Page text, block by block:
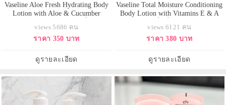
Vaseline Aloe Fresh Hydrating Body
Lotion with Aloe & Cucumber
ว่านหางจรเข้และแตงกวา คืนความ
สดชื่นให้แก่ผิว ด้วยส่วนผสมของ
บำรุงผิวให้กระจ่างใส เนียนนุ่ม ลด
เลือนจุดด่างดำและสีผิว
views 5686 คน
ราคา 350 บาท
ดูรายละเอียด
Vaseline Total Moisture Conditioning
Body Lotion with Vitamins E & A
ตามิน A และ E และ B5 ช่วยให้ผิว
แข็งแรงยืดหยุ่น ใหม่แท้ 100% ส่ง
views 6121 คน
ราคา 380 บาท
ดูรายละเอียด